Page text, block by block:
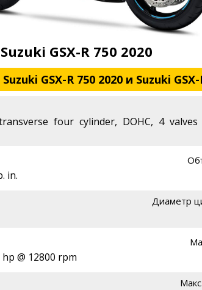
Suzuki GSX-R 750 2020
GSX-R 750 2020 и Suzuki GSX-
four cylinder, DOHC, 4
in.
Диаметр
@ 12800 rpm